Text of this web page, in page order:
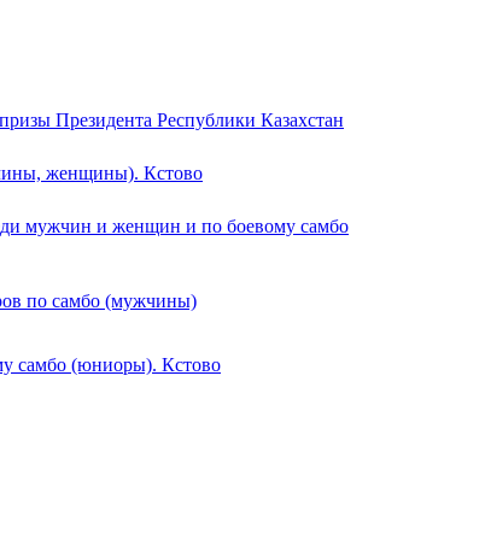
Президента Республики Казахстан
женщины). Кстово
мужчин и женщин и по боевому самбо
по самбо (мужчины)
самбо (юниоры). Кстово